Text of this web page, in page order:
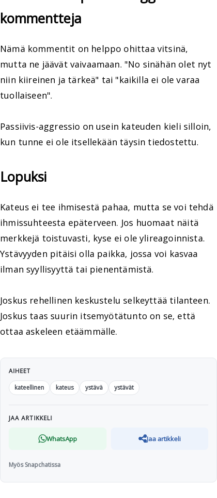
kommentteja
Nämä kommentit on helppo ohittaa vitsinä,
mutta ne jäävät vaivaamaan. "No sinähän olet nyt
niin kiireinen ja tärkeä" tai "kaikilla ei ole varaa
tuollaiseen".
Passiivis-aggressio on usein kateuden kieli silloin,
kun tunne ei ole itsellekään täysin tiedostettu.
Lopuksi
Kateus ei tee ihmisestä pahaa, mutta se voi tehdä
ihmissuhteesta epäterveen. Jos huomaat näitä
merkkejä toistuvasti, kyse ei ole ylireagoinnista.
Ystävyyden pitäisi olla paikka, jossa voi kasvaa
ilman syyllisyyttä tai pienentämistä.
Joskus rehellinen keskustelu selkeyttää tilanteen.
Joskus taas suurin itsemyötätunto on se, että
ottaa askeleen etäämmälle.
AIHEET
kateellinen
kateus ystävä ystävät
JAA ARTIKKELI
WhatsApp Jaa artikkeli
Myös Snapchatissa